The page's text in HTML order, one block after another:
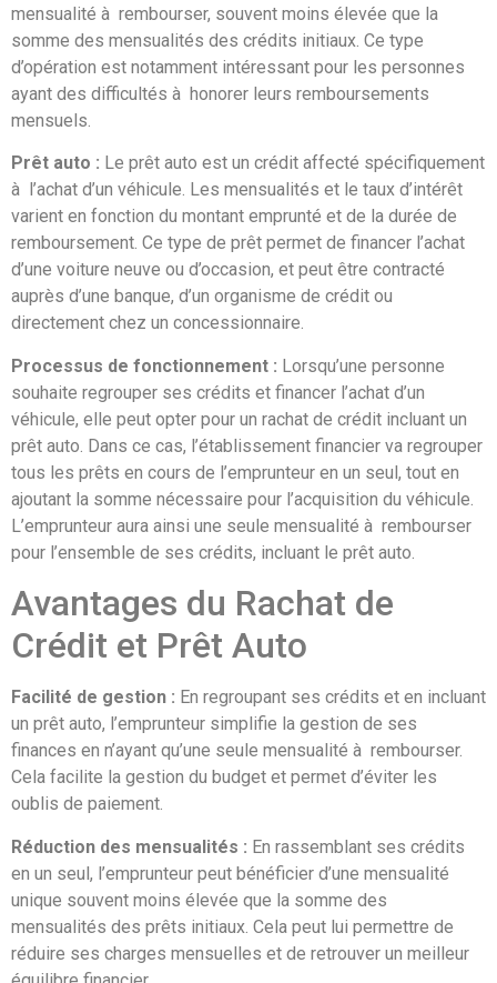
mensualité à rembourser, souvent moins élevée que la
somme des mensualités des crédits initiaux. Ce type
d’opération est notamment intéressant pour les personnes
ayant des difficultés à honorer leurs remboursements
mensuels.
Prêt auto : Le prêt auto est un crédit affecté spécifiquement
à l’achat d’un véhicule. Les mensualités et le taux d’intérêt
varient en fonction du montant emprunté et de la durée de
remboursement. Ce type de prêt permet de financer l’achat
d’une voiture neuve ou d’occasion, et peut être contracté
auprès d’une banque, d’un organisme de crédit ou
directement chez un concessionnaire.
Processus de fonctionnement : Lorsqu’une personne
souhaite regrouper ses crédits et financer l’achat d’un
véhicule, elle peut opter pour un rachat de crédit incluant un
prêt auto. Dans ce cas, l’établissement financier va regrouper
tous les prêts en cours de l’emprunteur en un seul, tout en
ajoutant la somme nécessaire pour l’acquisition du véhicule.
L’emprunteur aura ainsi une seule mensualité à rembourser
pour l’ensemble de ses crédits, incluant le prêt auto.
Avantages du Rachat de
Crédit et Prêt Auto
Facilité de gestion : En regroupant ses crédits et en incluant
un prêt auto, l’emprunteur simplifie la gestion de ses
finances en n’ayant qu’une seule mensualité à rembourser.
Cela facilite la gestion du budget et permet d’éviter les
oublis de paiement.
Réduction des mensualités : En rassemblant ses crédits
en un seul, l’emprunteur peut bénéficier d’une mensualité
unique souvent moins élevée que la somme des
mensualités des prêts initiaux. Cela peut lui permettre de
réduire ses charges mensuelles et de retrouver un meilleur